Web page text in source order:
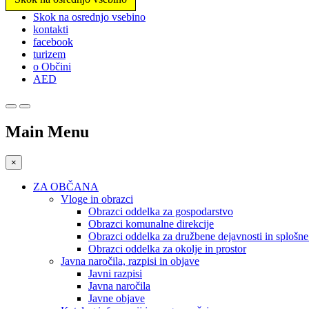
Prosimo,
upoštevajte:
spletno
mesto
vključuje
sistem
Pritisnite
F11,
prilagodite
spletno
slabovidnim,
Skok na osrednjo vsebino
kontakti
facebook
turizem
o Občini
AED
Main Menu
×
ZA OBČANA
Vloge in obrazci
Obrazci oddelka za gospodarstvo
Obrazci komunalne direkcije
Obrazci oddelka za družbene dejavnosti in
Obrazci oddelka za okolje in prostor
Javna naročila, razpisi in objave
Javni razpisi
Javna naročila
Javne objave